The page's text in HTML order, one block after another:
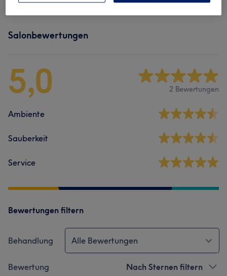
Salonbewertungen
5,0 2 Bewertungen
Ambiente
Sauberkeit
Service
Bewertungen filtern
Behandlung Alle Bewertungen
Bewertung Nach Sternen filtern